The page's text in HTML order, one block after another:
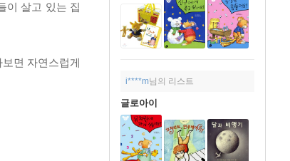
i****m님의 리스트
글로아이
이 살고 있는 집
면 자연스럽게